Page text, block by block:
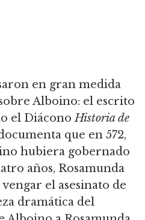
en gran medida
Alboino: el escrito
el DiáconoHistoria de
que en 572,
hubiera gobernado
años, Rosamunda
el asesinato de
dramática del